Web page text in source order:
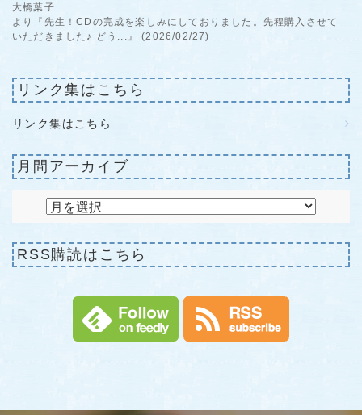
大橋葉子
より『先生！CDの完成を楽しみにしておりました。先程購入させて
いただきました♪ どう...』 (2026/02/27)
リンク集はこちら
リンク集はこちら
月間アーカイブ
RSS購読はこちら